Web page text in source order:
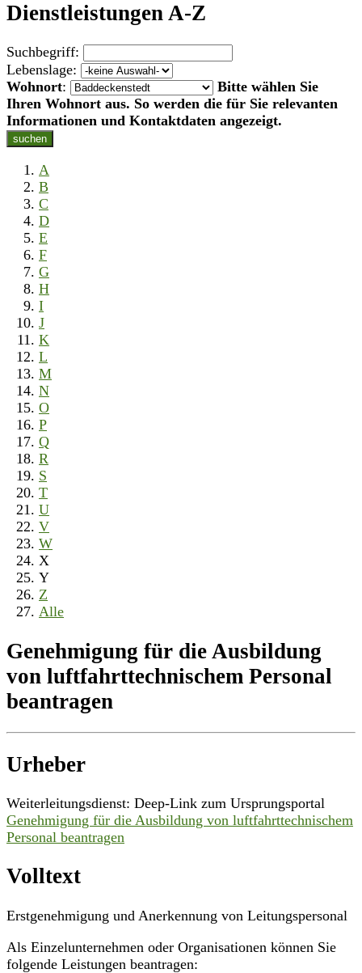
Dienstleistungen A-Z
Suchbegriff:
Lebenslage:
Wohnort:
Bitte wählen Sie
Ihren Wohnort aus. So werden die für Sie relevanten
Informationen und Kontaktdaten angezeigt.
suchen
A
B
C
D
E
F
G
H
I
J
K
L
M
N
O
P
Q
R
S
T
U
V
W
X
Y
Z
Alle
Genehmigung für die Ausbildung
von luftfahrttechnischem Personal
beantragen
Urheber
Weiterleitungsdienst: Deep-Link zum Ursprungsportal
Genehmigung für die Ausbildung von luftfahrttechnischem
Personal beantragen
Volltext
Erstgenehmigung und Anerkennung von Leitungspersonal
Als Einzelunternehmen oder Organisationen können Sie
folgende Leistungen beantragen: